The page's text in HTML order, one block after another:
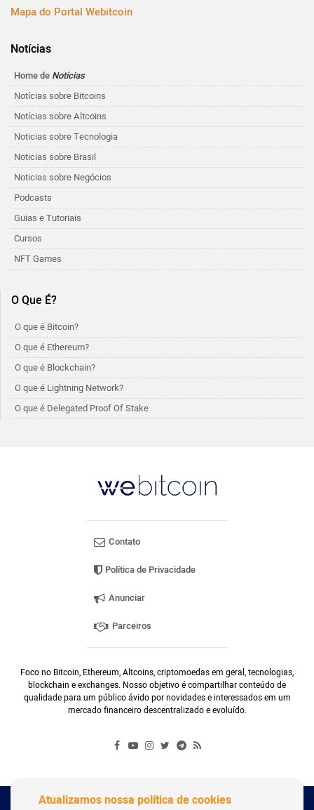
Mapa do Portal Webitcoin
Notícias
Home de Notícias
Notícias sobre Bitcoins
Notícias sobre Altcoins
Noticias sobre Tecnologia
Noticias sobre Brasil
Noticias sobre Negócios
Podcasts
Guias e Tutoriais
Cursos
NFT Games
O Que É?
O que é Bitcoin?
O que é Ethereum?
O que é Blockchain?
O que é Lightning Network?
O que é Delegated Proof Of Stake
Contato
Política de Privacidade
Anunciar
Parceiros
Foco no Bitcoin, Ethereum, Altcoins, criptomoedas em geral, tecnologias,
blockchain e exchanges. Nosso objetivo é compartilhar conteúdo de
qualidade para um público ávido por novidades e interessados em um
mercado financeiro descentralizado e evoluído.
Atualizamos nossa política de cookies